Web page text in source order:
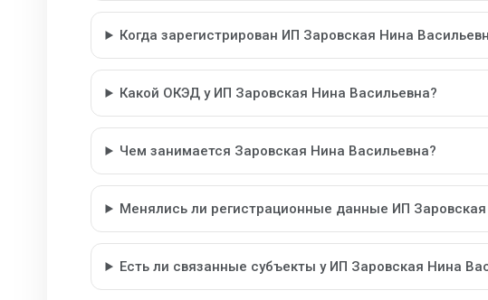
Когда зарегистрирован ИП Заровская Нина
Какой ОКЭД у ИП Заровская Нина Васильевна?
Чем занимается Заровская Нина Васильевна?
Менялись ли регистрационные данные ИП
Есть ли связанные субъекты у ИП Заровская Нина